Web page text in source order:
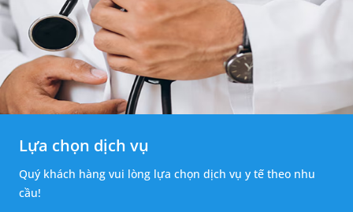
Lựa chọn dịch vụ
Quý khách hàng vui lòng lựa chọn dịch vụ y tế theo nhu
cầu!